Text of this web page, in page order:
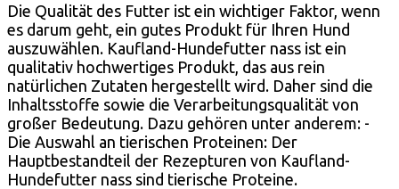
Die Qualität des Futter ist ein wichtiger Faktor, wenn
es darum geht, ein gutes Produkt für Ihren Hund
auszuwählen. Kaufland-Hundefutter nass ist ein
qualitativ hochwertiges Produkt, das aus rein
natürlichen Zutaten hergestellt wird. Daher sind die
Inhaltsstoffe sowie die Verarbeitungsqualität von
großer Bedeutung. Dazu gehören unter anderem: -
Die Auswahl an tierischen Proteinen: Der
Hauptbestandteil der Rezepturen von Kaufland-
Hundefutter nass sind tierische Proteine.